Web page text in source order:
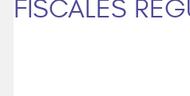
FISCALES